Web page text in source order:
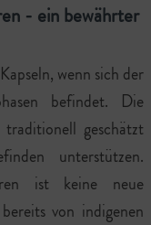
- ein bewährter
wenn sich der
befindet. Die
geschätzt
unterstützen.
ist keine neue
von indigenen